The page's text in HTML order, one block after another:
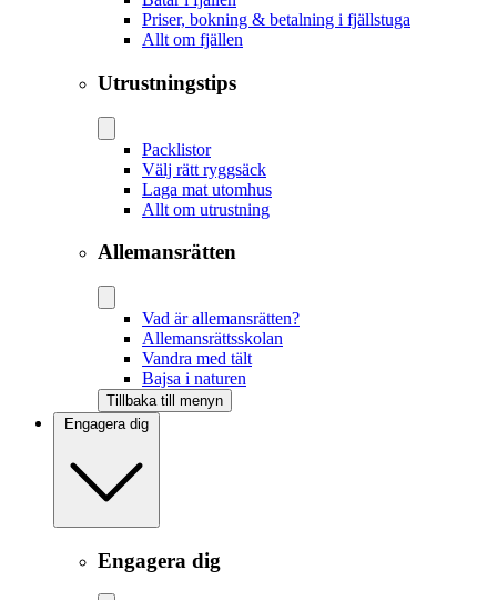
Priser, bokning & betalning i fjällstuga
Allt om fjällen
Utrustningstips
Packlistor
Välj rätt ryggsäck
Laga mat utomhus
Allt om utrustning
Allemansrätten
Vad är allemansrätten?
Allemansrättsskolan
Vandra med tält
Bajsa i naturen
Tillbaka till menyn
Engagera dig
Engagera dig